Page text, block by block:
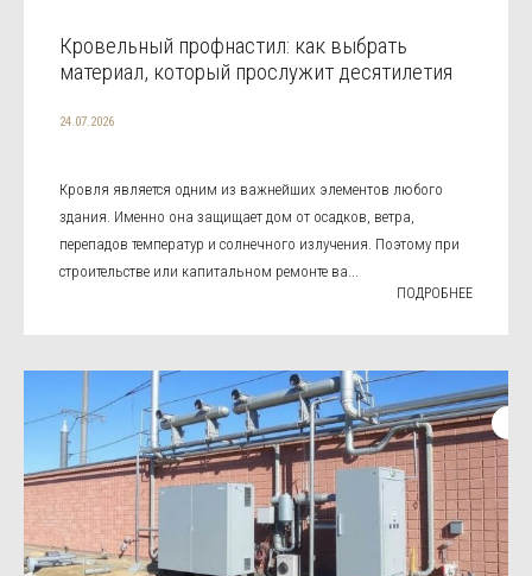
Кровельный профнастил: как выбрать
материал, который прослужит десятилетия
24.07.2026
Кровля является одним из важнейших элементов любого
здания. Именно она защищает дом от осадков, ветра,
перепадов температур и солнечного излучения. Поэтому при
строительстве или капитальном ремонте ва...
ПОДРОБНЕЕ